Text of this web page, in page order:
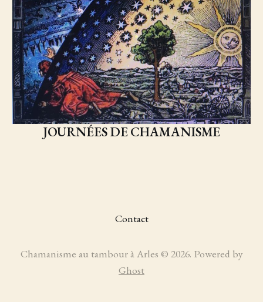
JOURNÉES DE CHAMANISME
Contact
Chamanisme au tambour à Arles © 2026. Powered by
Ghost